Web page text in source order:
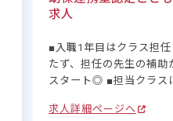
応募資格
保育士資格をお持ち
をお持ちの方も歓迎
も歓迎しておりま
まで幅広い年代の方
同士で積極的にコミ
求人
■入職1年目はクラス担任
たず、担任の先生の補助
スタート◎ ■担当クラス
一括借り上げ制度で住ま
求人詳細ページへ